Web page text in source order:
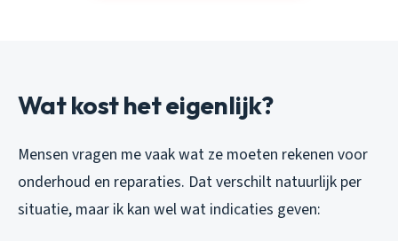
Wat kost het eigenlijk?
Mensen vragen me vaak wat ze moeten rekenen voor
onderhoud en reparaties. Dat verschilt natuurlijk per
situatie, maar ik kan wel wat indicaties geven: